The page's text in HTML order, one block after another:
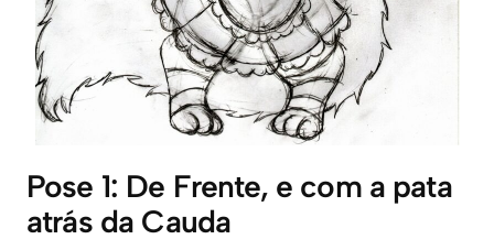
Pose 1: De Frente, e com a pata
atrás da Cauda